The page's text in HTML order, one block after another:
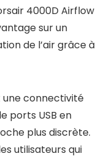
4000D Airflow
sur un
de l’air grâce à
une connectivité
ports USB en
plus discrète.
utilisateurs qui